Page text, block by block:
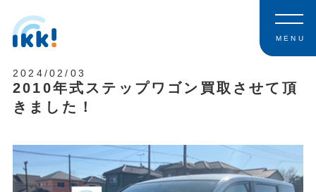
MENU
2024/02/03
2010年式ステップワゴン買取させて頂
きました！